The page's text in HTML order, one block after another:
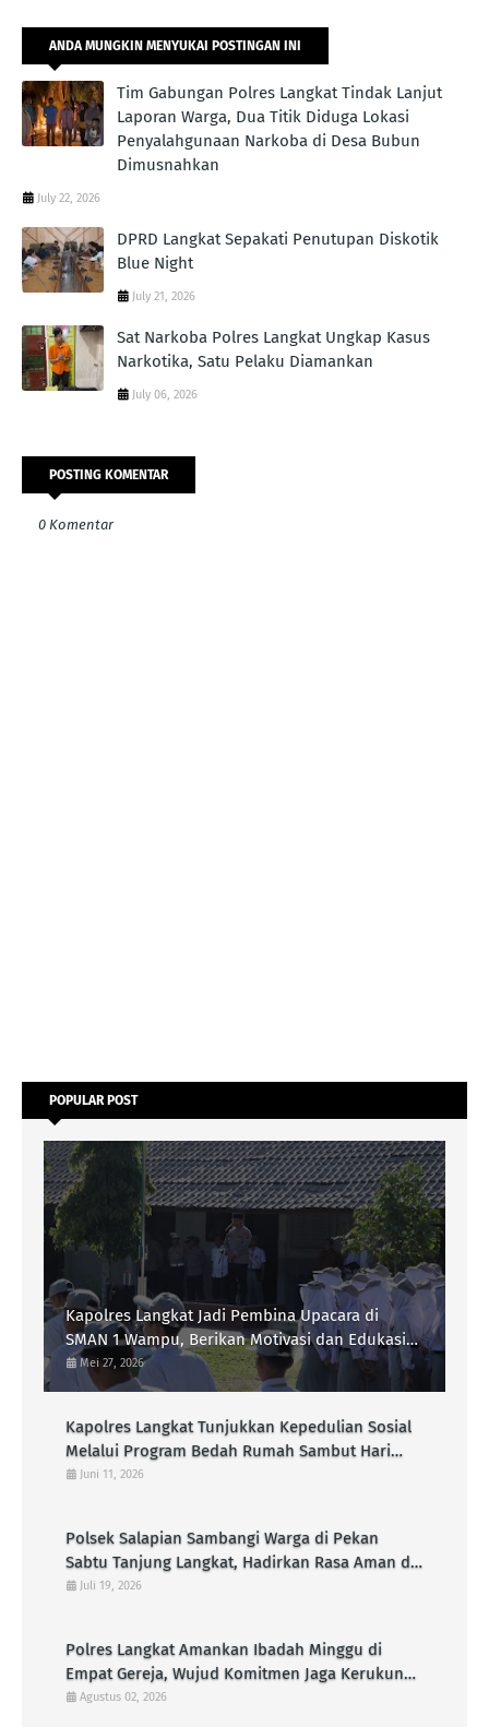
ANDA MUNGKIN MENYUKAI POSTINGAN INI
Tim Gabungan Polres Langkat Tindak Lanjut
Laporan Warga, Dua Titik Diduga Lokasi
Penyalahgunaan Narkoba di Desa Bubun
Dimusnahkan
July 22, 2026
DPRD Langkat Sepakati Penutupan Diskotik
Blue Night
July 21, 2026
Sat Narkoba Polres Langkat Ungkap Kasus
Narkotika, Satu Pelaku Diamankan
July 06, 2026
POSTING KOMENTAR
0 Komentar
POPULAR POST
Kapolres Langkat Jadi Pembina Upacara di
SMAN 1 Wampu, Berikan Motivasi dan Edukasi
Kamtibmas kepada Pelajar
Mei 27, 2026
Kapolres Langkat Tunjukkan Kepedulian Sosial
Melalui Program Bedah Rumah Sambut Hari
Bhayangkara Ke-80
Juni 11, 2026
Polsek Salapian Sambangi Warga di Pekan
Sabtu Tanjung Langkat, Hadirkan Rasa Aman di
Tengah Aktivitas Masyarakat
Juli 19, 2026
Polres Langkat Amankan Ibadah Minggu di
Empat Gereja, Wujud Komitmen Jaga Kerukunan
Umat Beragama
Agustus 02, 2026